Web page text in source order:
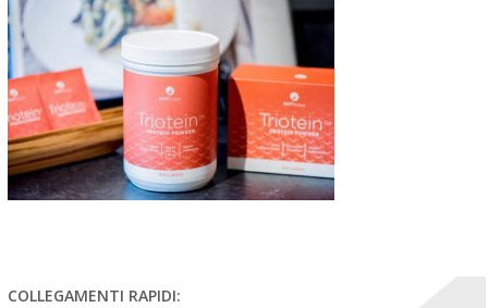
COLLEGAMENTI RAPIDI: